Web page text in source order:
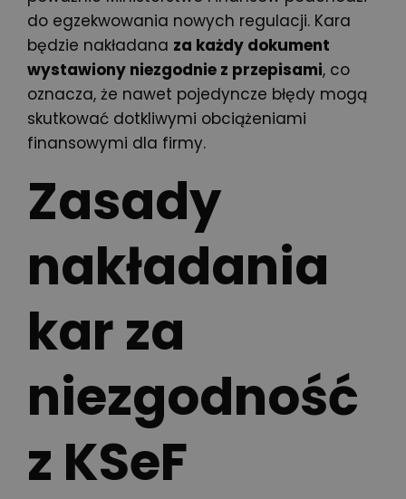
do egzekwowania nowych regulacji. Kara
będzie nakładana za każdy dokument
wystawiony niezgodnie z przepisami, co
oznacza, że nawet pojedyncze błędy mogą
skutkować dotkliwymi obciążeniami
finansowymi dla firmy.
Zasady
nakładania
kar za
niezgodność
z KSeF